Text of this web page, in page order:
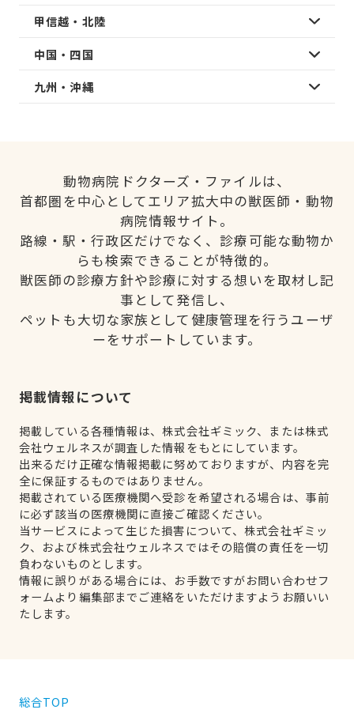
甲信越・北陸
中国・四国
九州・沖縄
動物病院ドクターズ・ファイルは、
首都圏を中心としてエリア拡大中の獣医師・動物
病院情報サイト。
路線・駅・行政区だけでなく、診療可能な動物か
らも検索できることが特徴的。
獣医師の診療方針や診療に対する想いを取材し記
事として発信し、
ペットも大切な家族として健康管理を行うユーザ
ーをサポートしています。
掲載情報について
掲載している各種情報は、株式会社ギミック、または株式
会社ウェルネスが調査した情報をもとにしています。
出来るだけ正確な情報掲載に努めておりますが、内容を完
全に保証するものではありません。
掲載されている医療機関へ受診を希望される場合は、事前
に必ず該当の医療機関に直接ご確認ください。
当サービスによって生じた損害について、株式会社ギミッ
ク、および株式会社ウェルネスではその賠償の責任を一切
負わないものとします。
情報に誤りがある場合には、お手数ですがお問い合わせフ
ォームより編集部までご連絡をいただけますようお願いい
たします。
総合TOP